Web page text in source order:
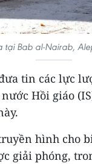
Bab al-Nairab,
tin các lực
Hồi giáo
hình cho
giải phóng,